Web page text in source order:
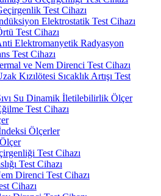
Test Cihazı
Elektrostatik Test Cihazı
Test Cihazı
Elektromanyetik Radyasyon
Test Cihazı
ve Nem Direnci Test Cihazı
Kızılötesi Sıcaklık Artışı Test
Su Dinamik İletilebilirlik Ölçer
Test Cihazı
Ölçerler
Test Cihazı
Test Cihazı
Direnci Test Cihazı
Cihazı